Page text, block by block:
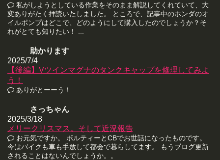
私がしようとしている作業をそのまま解説してくれていて、大
変ありがたく拝読いたしました。 ところで、記事中のホンダのオ
イルポンプはどこで、どのようにして購入したのでしょうか？そ
れがとても知りたい！ ...
助かります
2025/7/4
【後編】Vツインマグナのタンクキャップを修理してみよ
う！
ありがとーーう！
さっちゃん
2025/3/18
メリークリスマス。そして近況報告
お元気ですか。 ボルティーとCBでお世話になったものです。
今はバイクも車も手放して都会で暮らしてます。 もうブログ更新
されることはないんでしょうか。。